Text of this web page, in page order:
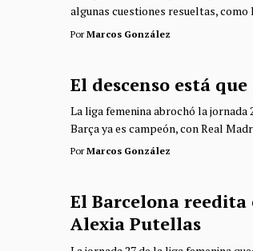
algunas cuestiones resueltas, como
PorMarcos González
El descenso está
La liga femenina abrochó la
Barça ya es campeón, con Real
PorMarcos González
El Barcelona
Alexia Putellas